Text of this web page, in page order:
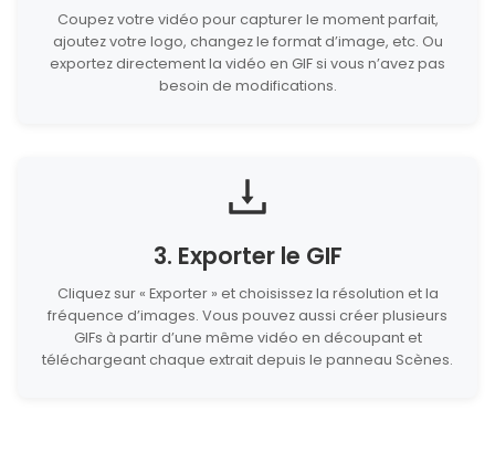
Coupez votre vidéo pour capturer le moment parfait,
ajoutez votre logo, changez le format d’image, etc. Ou
exportez directement la vidéo en GIF si vous n’avez pas
besoin de modifications.
3. Exporter le GIF
Cliquez sur « Exporter » et choisissez la résolution et la
fréquence d’images. Vous pouvez aussi créer plusieurs
GIFs à partir d’une même vidéo en découpant et
téléchargeant chaque extrait depuis le panneau Scènes.